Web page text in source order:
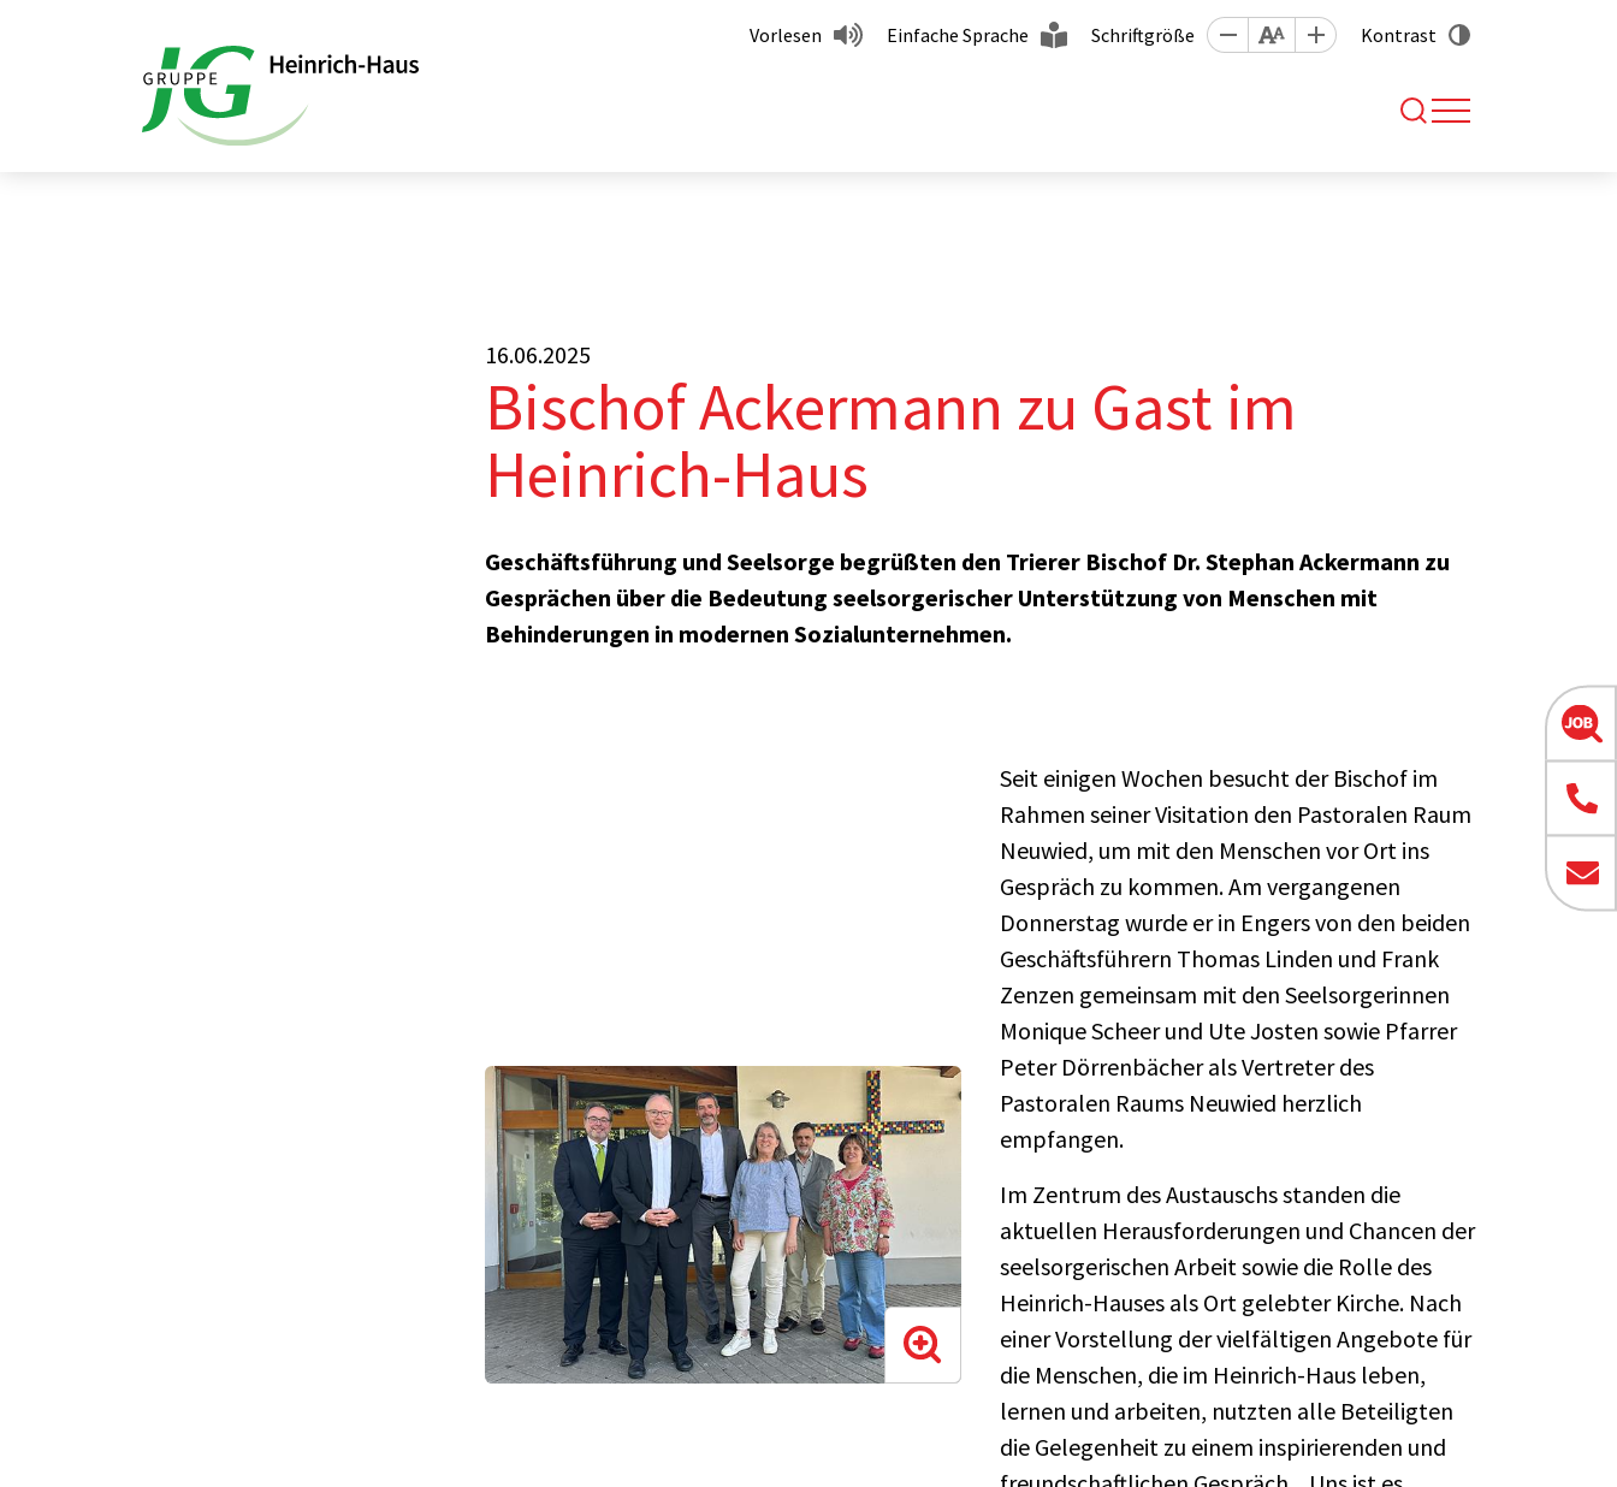
Vorlesen Einfache Sprache Schriftgröße Kontrast
16.06.2025
Bischof Ackermann zu Gast im
Heinrich-Haus
Geschäftsführung und Seelsorge begrüßten den Trierer Bischof Dr. Stephan Ackermann zu
Gesprächen über die Bedeutung seelsorgerischer Unterstützung von Menschen mit
Behinderungen in modernen Sozialunternehmen.
Seit einigen Wochen besucht der Bischof im
Rahmen seiner Visitation den Pastoralen Raum
Neuwied, um mit den Menschen vor Ort ins
Gespräch zu kommen. Am vergangenen
Donnerstag wurde er in Engers von den beiden
Geschäftsführern Thomas Linden und Frank
Zenzen gemeinsam mit den Seelsorgerinnen
Monique Scheer und Ute Josten sowie Pfarrer
Peter Dörrenbächer als Vertreter des
Pastoralen Raums Neuwied herzlich
empfangen.
Im Zentrum des Austauschs standen die
aktuellen Herausforderungen und Chancen der
seelsorgerischen Arbeit sowie die Rolle des
Heinrich-Hauses als Ort gelebter Kirche. Nach
einer Vorstellung der vielfältigen Angebote für
die Menschen, die im Heinrich-Haus leben,
lernen und arbeiten, nutzten alle Beteiligten
die Gelegenheit zu einem inspirierenden und